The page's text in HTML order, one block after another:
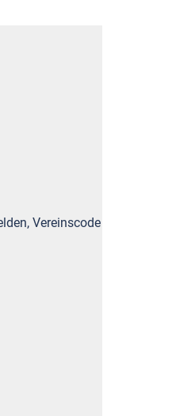
Vereinscode